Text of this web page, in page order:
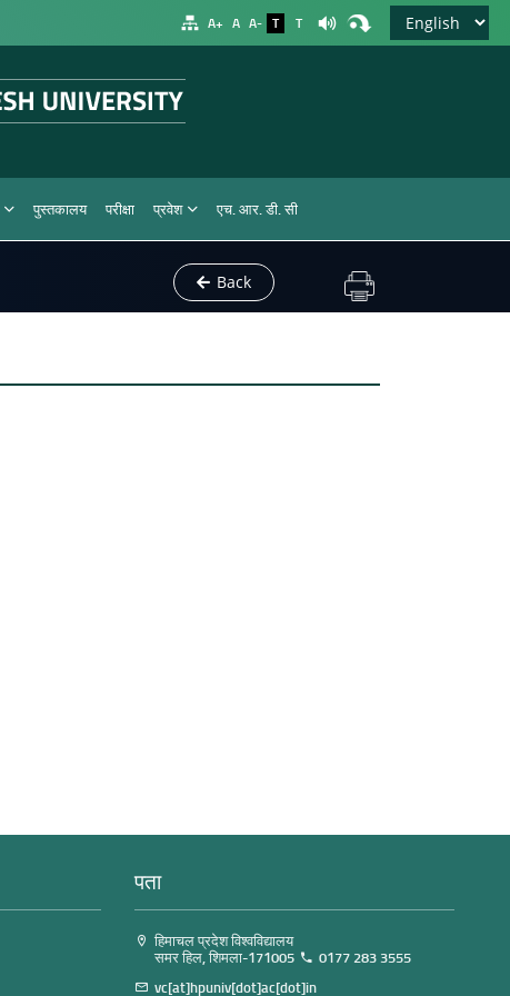
A+ A A- T T
पुस्तकालय परीक्षा प्रवेश एच. आर. डी. सी
Back
पता
हिमाचल प्रदेश विश्वविद्यालय
समर हिल, शिमला-171005
0177 283 3555
vc[at]hpuniv[dot]ac[dot]in